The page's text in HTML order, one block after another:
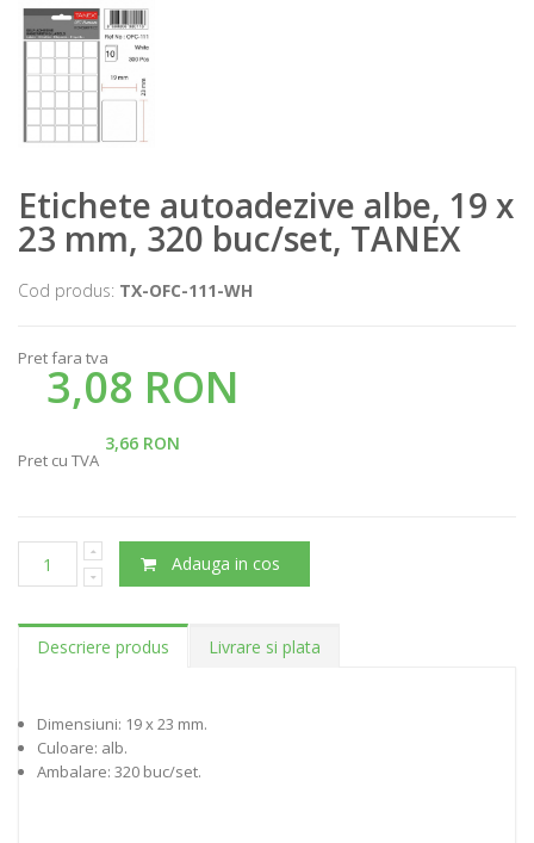
Etichete autoadezive albe, 19 x
23 mm, 320 buc/set, TANEX
Cod produs: TX-OFC-111-WH
Pret fara tva
3,08 RON
3,66 RON
Pret cu TVA
Adauga in cos
Descriere produs Livrare si plata
Dimensiuni: 19 x 23 mm.
Culoare: alb.
Ambalare: 320 buc/set.